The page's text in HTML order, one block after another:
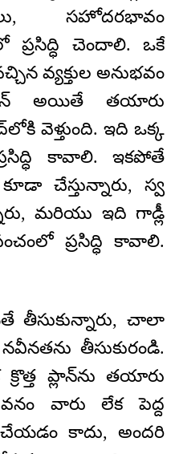
సహోదరభావం
చెందాలి. ఒకే
వ్యక్తుల అనుభవం
అయితే తయారు
వెళ్తుంది. ఇది ఒక్క
కావాలి. ఇకపోతే
చేస్తున్నారు, స్వ
మరియు ఇది గాడ్లీ
ప్రసిద్ధి కావాలి.
తీసుకున్నారు, చాలా
తీసుకురండి.
ప్లాన్‌ను తయారు
వారు లేక పెద్ద
కాదు, అందరి